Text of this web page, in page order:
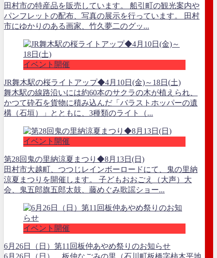
田村市の特産品を販売しています。 船引町の観光案内や
パンフレットの配布、写真の展示を行っています。 田村
市にゆかりのある画家、竹久夢二のグッ...
イベント開催
JR舞木駅の桜ライトアップ◆4月10日(金)～18日(土)
舞木駅の線路沿いには約60本のサクラの木が植えられ、
かつて砕石を貨物に積み込んだ「バラストホッパーの遺
構（石垣）」とともに、3種類のライト（...
イベント開催
第28回鬼の里納涼夏まつり◆8月13日(日)
田村市大越町、つつじレインボーロードにて、鬼の里納
涼夏まつりを開催します。 子どもおおごえ（大声）大
会、鬼五郎旗五郎太鼓、藤めぐみ歌謡ショー...
イベント開催
6月26日（日）第11回板仲あやめ祭りのお知らせ
6月26日（日）、板仲なごみの里（石川町板橋字柿木平地